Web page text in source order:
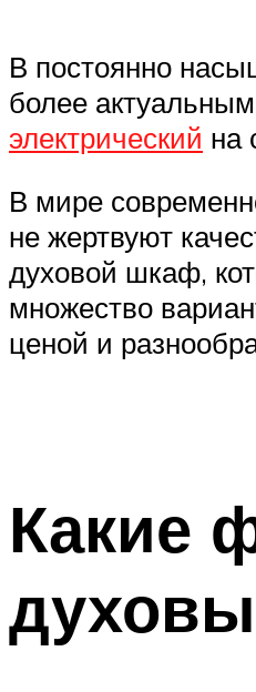
В постоянно
более
электрический на
В мире
не жертвуют
духовой шкаф,
множество
ценой и
Какие